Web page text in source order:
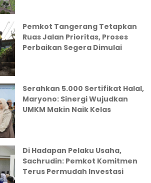
Pemkot Tangerang Tetapkan
Ruas Jalan Prioritas, Proses
Perbaikan Segera Dimulai
Serahkan 5.000 Sertifikat Halal,
Maryono: Sinergi Wujudkan
UMKM Makin Naik Kelas
Di Hadapan Pelaku Usaha,
Sachrudin: Pemkot Komitmen
Terus Permudah Investasi